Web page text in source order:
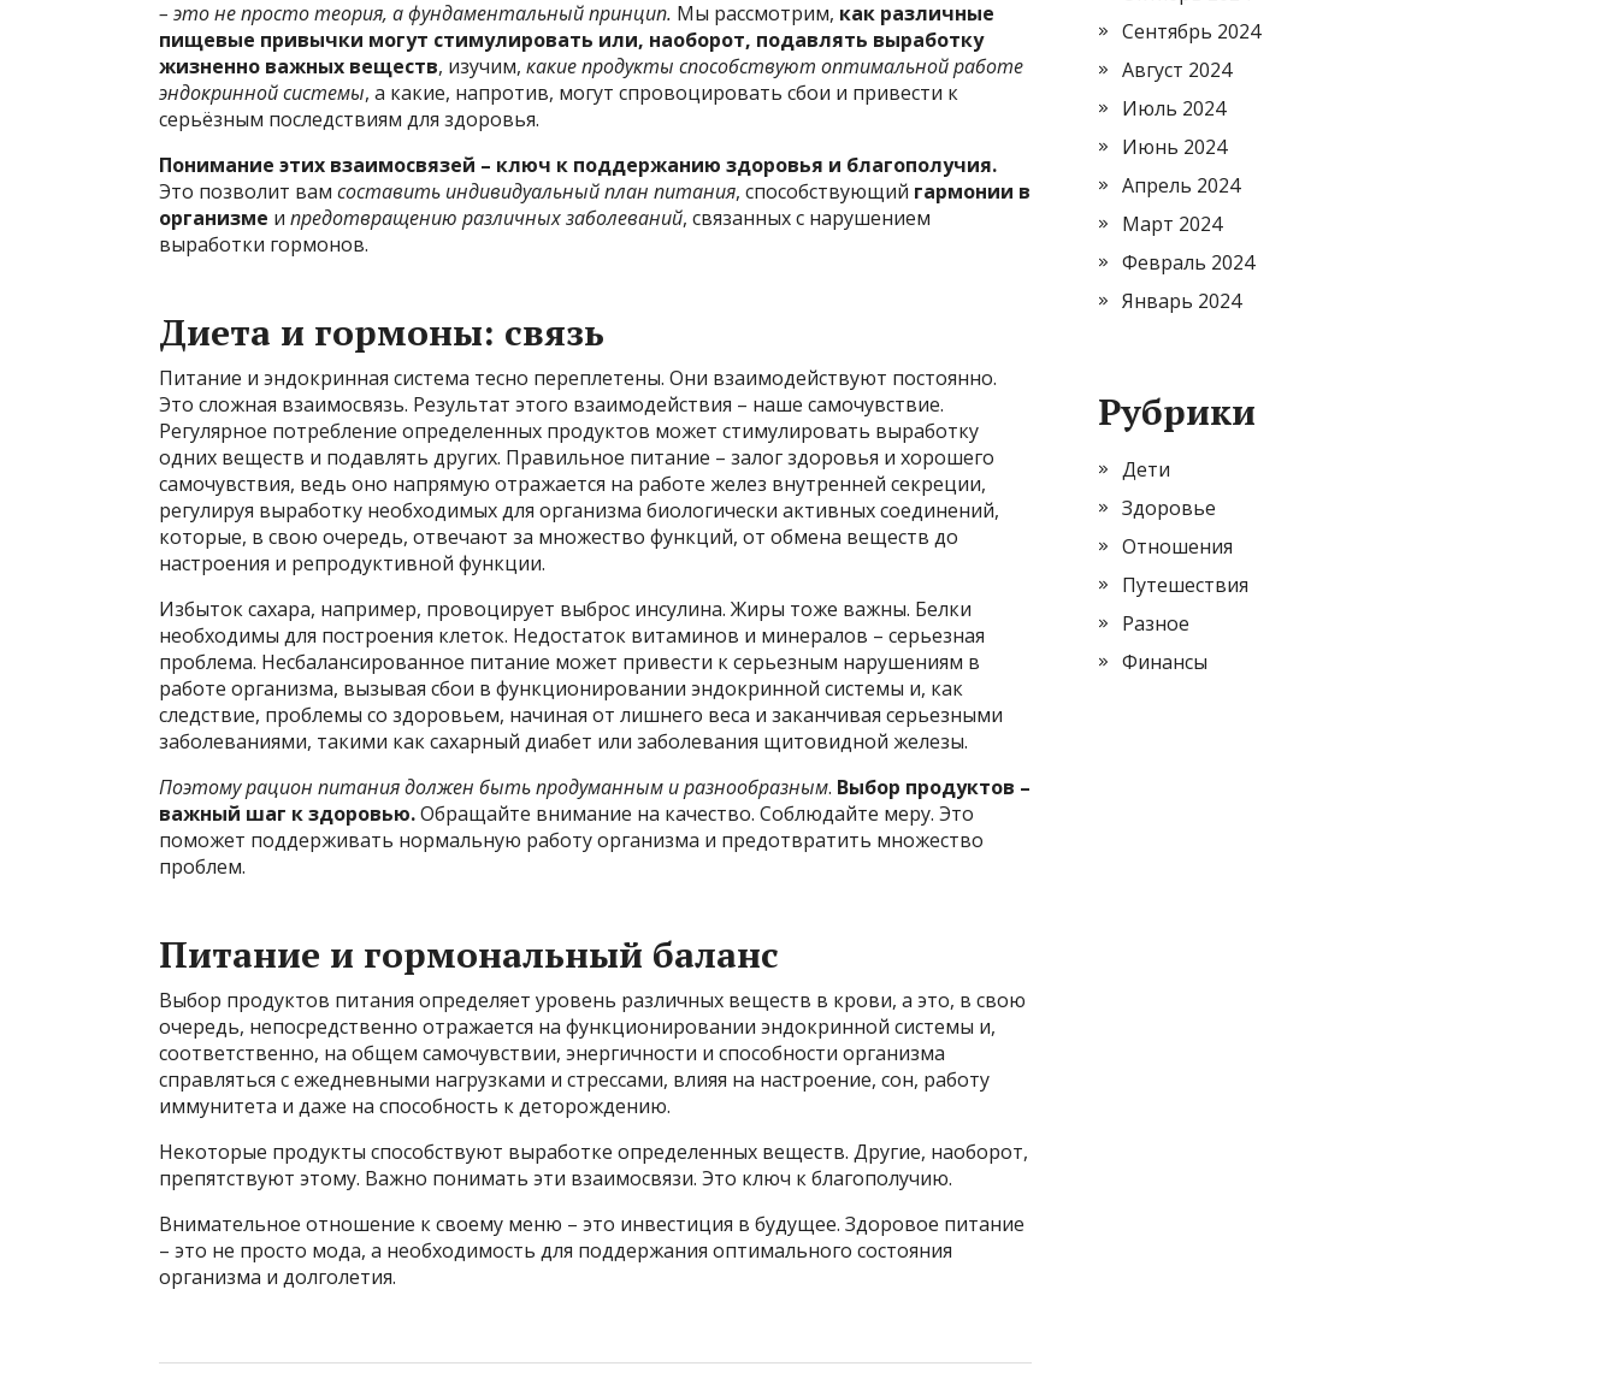
– это не просто теория, а фундаментальный принцип. Мы рассмотрим, как различные
пищевые привычки могут стимулировать или, наоборот, подавлять выработку
жизненно важных веществ, изучим, какие продукты способствуют оптимальной работе
эндокринной системы, а какие, напротив, могут спровоцировать сбои и привести к
серьёзным последствиям для здоровья.
Понимание этих взаимосвязей – ключ к поддержанию здоровья и благополучия.
Это позволит вам составить индивидуальный план питания, способствующий гармонии в
организме и предотвращению различных заболеваний, связанных с нарушением
выработки гормонов.
Диета и гормоны: связь
Питание и эндокринная система тесно переплетены. Они взаимодействуют постоянно.
Это сложная взаимосвязь. Результат этого взаимодействия – наше самочувствие.
Регулярное потребление определенных продуктов может стимулировать выработку
одних веществ и подавлять других. Правильное питание – залог здоровья и хорошего
самочувствия, ведь оно напрямую отражается на работе желез внутренней секреции,
регулируя выработку необходимых для организма биологически активных соединений,
которые, в свою очередь, отвечают за множество функций, от обмена веществ до
настроения и репродуктивной функции.
Избыток сахара, например, провоцирует выброс инсулина. Жиры тоже важны. Белки
необходимы для построения клеток. Недостаток витаминов и минералов – серьезная
проблема. Несбалансированное питание может привести к серьезным нарушениям в
работе организма, вызывая сбои в функционировании эндокринной системы и, как
следствие, проблемы со здоровьем, начиная от лишнего веса и заканчивая серьезными
заболеваниями, такими как сахарный диабет или заболевания щитовидной железы.
Поэтому рацион питания должен быть продуманным и разнообразным. Выбор продуктов –
важный шаг к здоровью.Обращайте внимание на качество. Соблюдайте меру. Это
поможет поддерживать нормальную работу организма и предотвратить множество
проблем.
Питание и гормональный баланс
Выбор продуктов питания определяет уровень различных веществ в крови, а это, в свою
очередь, непосредственно отражается на функционировании эндокринной системы и,
соответственно, на общем самочувствии, энергичности и способности организма
справляться с ежедневными нагрузками и стрессами, влияя на настроение, сон, работу
иммунитета и даже на способность к деторождению.
Некоторые продукты способствуют выработке определенных веществ. Другие, наоборот,
препятствуют этому. Важно понимать эти взаимосвязи. Это ключ к благополучию.
Внимательное отношение к своему меню – это инвестиция в будущее. Здоровое питание
– это не просто мода, а необходимость для поддержания оптимального состояния
организма и долголетия.
Сентябрь 2024
Август 2024
Июль 2024
Июнь 2024
Апрель 2024
Март 2024
Февраль 2024
Январь 2024
Рубрики
Дети
Здоровье
Отношения
Путешествия
Разное
Финансы